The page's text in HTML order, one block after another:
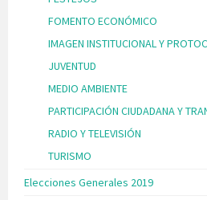
FOMENTO ECONÓMICO
IMAGEN INSTITUCIONAL Y
JUVENTUD
MEDIO AMBIENTE
PARTICIPACIÓN CIUDADANA Y
RADIO Y TELEVISIÓN
TURISMO
Elecciones Generales 2019